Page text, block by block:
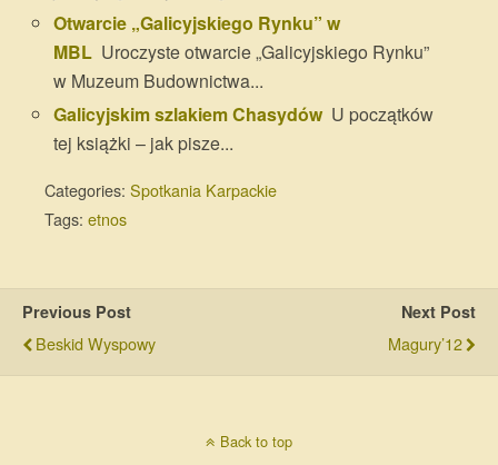
Otwarcie „Galicyjskiego Rynku” w
MBL Uroczyste otwarcie „Galicyjskiego Rynku”
w Muzeum Budownictwa...
Galicyjskim szlakiem Chasydów U początków
tej książki – jak pisze...
Categories: Spotkania Karpackie
Tags: etnos
Previous Post
Beskid Wyspowy
Next Post
Magury’12
Back to top